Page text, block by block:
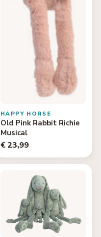
HAPPY HORSE
Old Pink Rabbit Richie
Musical
€ 23,99